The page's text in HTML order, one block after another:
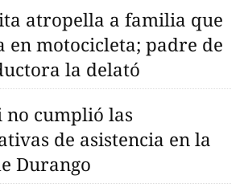
atropella a familia que
en motocicleta; padre de
la delató
no cumplió las
de asistencia en la
Durango